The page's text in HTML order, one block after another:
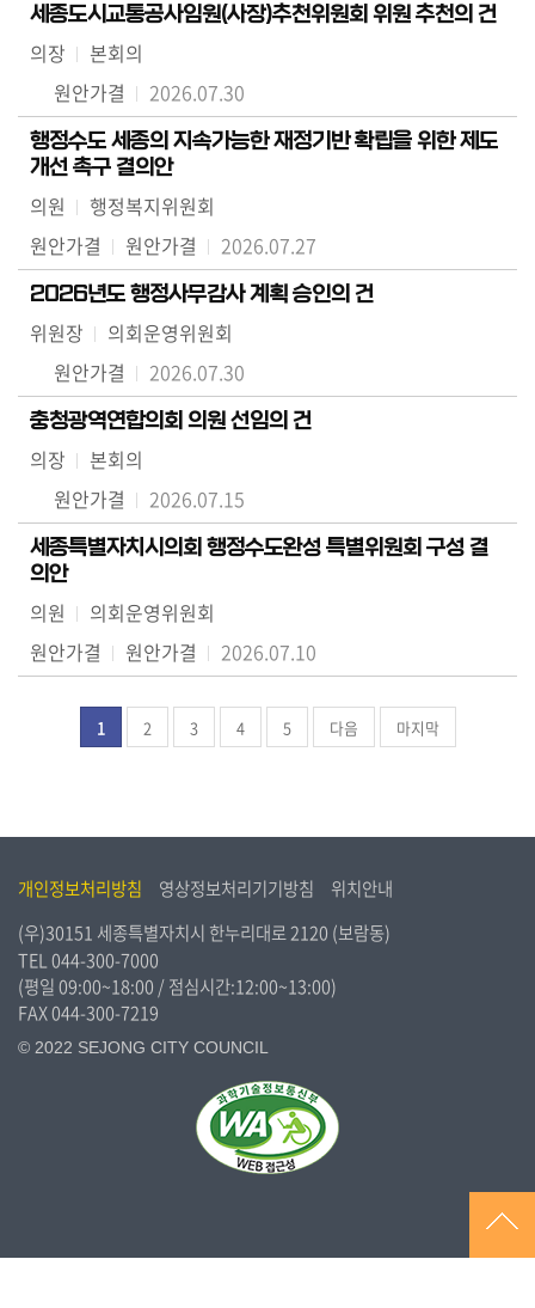
세종도시교통공사임원(사장)추천위원회 위원 추천의 건
의장
본회의
원안가결
2026.07.30
행정수도 세종의 지속가능한 재정기반 확립을 위한 제도
개선 촉구 결의안
의원
행정복지위원회
원안가결
원안가결 2026.07.27
2026년도 행정사무감사 계획 승인의 건
위원장
의회운영위원회
원안가결
2026.07.30
충청광역연합의회 의원 선임의 건
의장
본회의
원안가결
2026.07.15
세종특별자치시의회 행정수도완성 특별위원회 구성 결
의안
의원
의회운영위원회
원안가결
원안가결 2026.07.10
1 2 3 4 5 다음 마지막
개인정보처리방침 영상정보처리기기방침
위치안내
(우)30151 세종특별자치시 한누리대로 2120 (보람동)
TEL044-300-7000
(평일 09:00~18:00 / 점심시간:12:00~13:00)
FAX 044-300-7219
© 2022 SEJONG CITY COUNCIL